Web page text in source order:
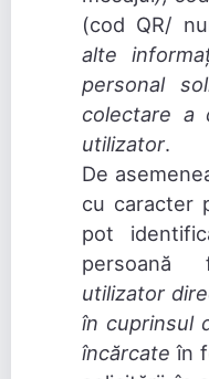
(cod QR/
alte
personal
colectare a
utilizator.
De
cu caracter
pot
utilizator
în cuprinsul
încărcate în